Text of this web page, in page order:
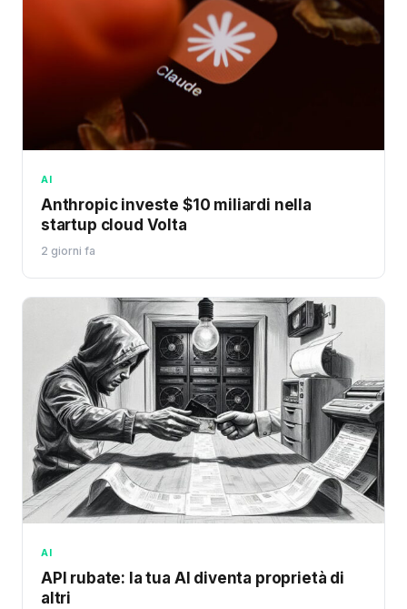
AI
Anthropic investe $10 miliardi nella
startup cloud Volta
2 giorni fa
AI
API rubate: la tua AI diventa proprietà di
altri